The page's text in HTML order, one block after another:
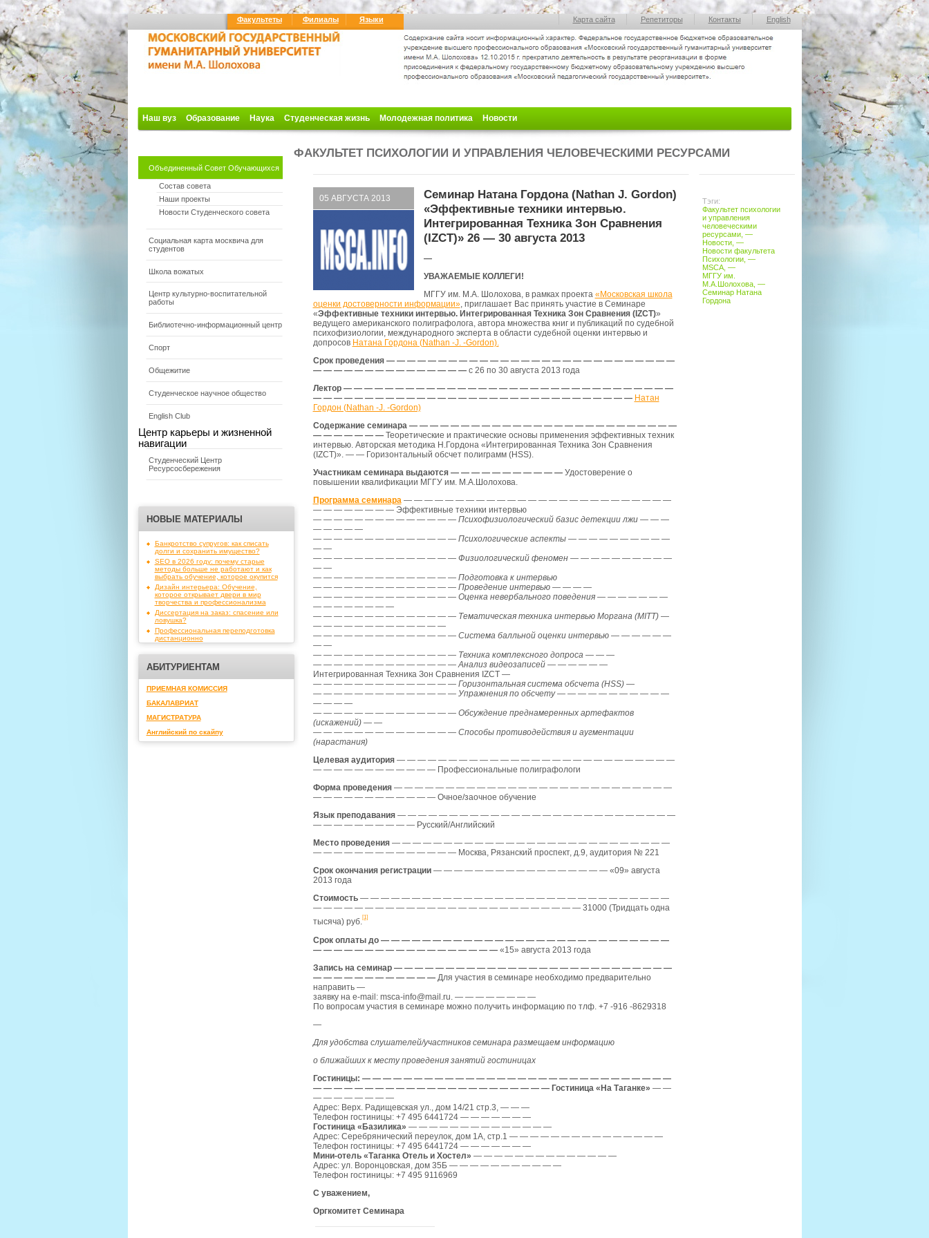
Факультеты Филиалы Языки Карта сайта Репетиторы Контакты English
Наш вуз Образование Наука Студенческая жизнь Молодежная политика Новости
Объединенный Совет Обучающихся
Состав совета
Наши проекты
Новости Студенческого совета
Социальная карта москвича для
студентов
Школа вожатых
Центр культурно-воспитательной
работы
Библиотечно-информационный центр
Спорт
Общежитие
Студенческое научное общество
English Club
Центр карьеры и жизненной
навигации
Студенческий Центр
Ресурсосбережения
НОВЫЕ МАТЕРИАЛЫ
Банкротство супругов: как списать
долги и сохранить имущество?
SEO в 2026 году: почему старые
методы больше не работают и как
выбрать обучение, которое окупится
Дизайн интерьера: Обучение,
которое открывает двери в мир
творчества и профессионализма
Диссертация на заказ: спасение или
ловушка?
Профессиональная переподготовка
дистанционно
АБИТУРИЕНТАМ
ПРИЕМНАЯ КОМИССИЯ
БАКАЛАВРИАТ
МАГИСТРАТУРА
Английский по скайпу
ФАКУЛЬТЕТ ПСИХОЛОГИИ И УПРАВЛЕНИЯ ЧЕЛОВЕЧЕСКИМИ РЕСУРСАМИ
Тэги:
Факультет психологии
и управления
человеческими
ресурсами, —
Новости, —
Новости факультета
Психологии, —
MSCA, —
МГГУ им.
М.А.Шолохова, —
Семинар Натана
Гордона
05 АВГУСТА 2013
Семинар Натана Гордона (Nathan J. Gordon)
«Эффективные техники интервью.
Интегрированная Техника Зон Сравнения
(IZCT)» 26 — 30 августа 2013
—
УВАЖАЕМЫЕ КОЛЛЕГИ!
МГГУ им. М.А. Шолохова, в рамках проекта «Московская школа
оценки достоверности информации», приглашает Вас принять участие в Семинаре
«Эффективные техники интервью. Интегрированная Техника Зон Сравнения (IZCT)»
ведущего американского полиграфолога, автора множества книг и публикаций по судебной
психофизиологии, международного эксперта в области судебной оценки интервью и
допросов Натана Гордона (Nathan -J. -Gordon).
Срок проведения— — — — — — — — — — — — — — — — — — — — — — — — — — — —
— — — — — — — — — — — — — — — с 26 по 30 августа 2013 года
Лектор— — — — — — — — — — — — — — — — — — — — — — — — — — — — — — — —
— — — — — — — — — — — — — — — — — — — — — — — — — — — — — — — Натан
Гордон (Nathan -J. -Gordon)
Содержание семинара— — — — — — — — — — — — — — — — — — — — — — — — — —
— — — — — — — Теоретические и практические основы применения эффективных техник
интервью. Авторская методика Н.Гордона «Интегрированная Техника Зон Сравнения
(IZCT)».— — Горизонтальный обсчет полиграмм (HSS).
Участникам семинара выдаются— — — — — — — — — — — Удостоверение о
повышении квалификации МГГУ им. М.А.Шолохова.
Программа семинара— — — — — — — — — — — — — — — — — — — — — — — — — —
— — — — — — — — Эффективные техники интервью
—— — — — — — — — — — — — — Психофизиологический базис детекции лжи— — —
— — — — —
—— — — — — — — — — — — — — Психологические аспекты— — — — — — — — — —
— —
—— — — — — — — — — — — — — Физиологический феномен— — — — — — — — — —
— —
—— — — — — — — — — — — — — Подготовка к интервью
—— — — — — — — — — — — — — Проведение интервью— — — —
—— — — — — — — — — — — — — Оценка невербального поведения— — — — — — —
— — — — — — — —
—— — — — — — — — — — — — — Тематическая техника интервью Моргана (MITT)—
— — — — — — — — — — — — —
—— — — — — — — — — — — — — Система балльной оценки интервью— — — — — —
— —
—— — — — — — — — — — — — — Техника комплексного допроса— — —
—— — — — — — — — — — — — —Анализ видеозаписей— — — — — —
Интегрированная Техника Зон Сравнения IZCT—
—— — — — — — — — — — — — — Горизонтальная система обсчета (HSS)—
—— — — — — — — — — — — — — Упражнения по обсчету— — — — — — — — — — —
— — — —
—— — — — — — — — — — — — — Обсуждение преднамеренных артефактов
(искажений)— —
—— — — — — — — — — — — — — Способы противодействия и аугментации
(нарастания)
Целевая аудитория— — — — — — — — — — — — — — — — — — — — — — — — — — —
— — — — — — — — — — — — Профессиональные полиграфологи
Форма проведения— — — — — — — — — — — — — — — — — — — — — — — — — — —
— — — — — — — — — — — — Очное/заочное обучение
Язык преподавания— — — — — — — — — — — — — — — — — — — — — — — — — — —
— — — — — — — — — — Русский/Английский
Место проведения— — — — — — — — — — — — — — — — — — — — — — — — — — —
— — — — — — — — — — — — — — Москва, Рязанский проспект, д.9, аудитория № 221
Cрок окончания регистрации— — — — — — — — — — — — — — — — — «09» августа
2013 года
Стоимость— — — — — — — — — — — — — — — — — — — — — — — — — — — — — —
— — — — — — — — — — — — — — — — — — — — — — — — — — 31000 (Тридцать одна
тысяча) руб.
[1]
Срок оплаты до— — — — — — — — — — — — — — — — — — — — — — — — — — — —
— — — — — — — — — — — — — — — — — — «15» августа 2013 года
Запись на семинар— — — — — — — — — — — — — — — — — — — — — — — — — — —
— — — — — — — — — — — — Для участия в семинаре необходимо предварительно
направить—
заявку на e-mail: msca-info@mail.ru. — — — — — — — —
По вопросам участия в семинаре можно получить информацию по тлф. +7 -916 -8629318
—
Для удобства слушателей/участников семинара размещаем информацию
о ближайших к месту проведения занятий гостиницах
Гостиницы: — — — — — — — — — — — — — — — — — — — — — — — — — — — — — —
— — — — — — — — — — — — — — — — — — — — — — — Гостиница «На Таганке» — —
— — — — — — — —
Адрес: Верх. Радищевская ул., дом 14/21 стр.3, — — —
Телефон гостиницы: +7 495 6441724— — — — — — —
Гостиница «Базилика» — — — — — — — — — — — — — —
Адрес: Серебрянический переулок, дом 1А, стр.1 — — — — — — — — — — — — — — —
Телефон гостиницы: +7 495 6441724— — — — — — —
Мини-отель «Таганка Отель и Хостел» — — — — — — — — — — — — — —
Адрес: ул. Воронцовская, дом 35Б— — — — — — — — — — —
Телефон гостиницы: +7 495 9116969
С уважением,
Оргкомитет Семинара